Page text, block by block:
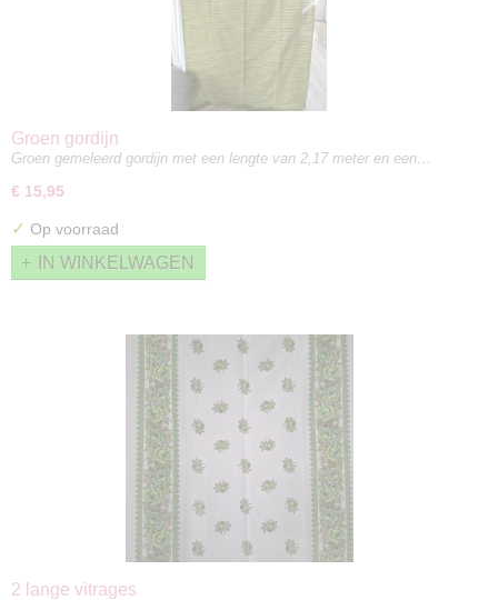
Groen gordijn
Groen gemeleerd gordijn met een lengte van 2,17 meter en een…
€ 15,95
✓ Op voorraad
IN WINKELWAGEN
2 lange vitrages